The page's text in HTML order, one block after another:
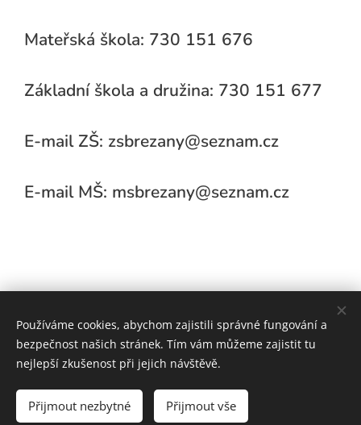
Mateřská škola: 730 151 676
Základní škola a družina: 730 151 677
E-mail ZŠ: zsbrezany@seznam.cz
E-mail MŠ: msbrezany@seznam.cz
Vytvořeno službouWebnode
Používáme cookies, abychom zajistili správné fungování a
bezpečnost našich stránek. Tím vám můžeme zajistit tu
nejlepší zkušenost při jejich návštěvě.
Přijmout nezbytné Přijmout vše